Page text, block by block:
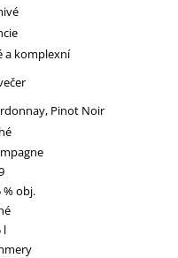
a komplexní
Pinot Noir
% obj.
l